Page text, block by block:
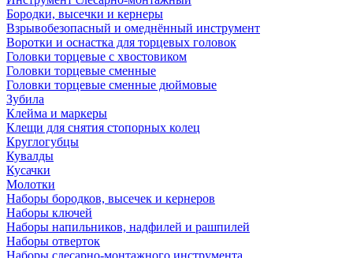
Бородки, высечки и кернеры
Взрывобезопасный и омеднённый инструмент
Воротки и оснаcтка для торцевых головок
Головки торцевые с хвостовиком
Головки торцевые сменные
Головки торцевые сменные дюймовые
Зубила
Клейма и маркеры
Клещи для снятия стопорных колец
Круглогубцы
Кувалды
Кусачки
Молотки
Наборы бородков, высечек и кернеров
Наборы ключей
Наборы напильников, надфилей и рашпилей
Наборы отверток
Наборы слесарно-монтажного инструмента